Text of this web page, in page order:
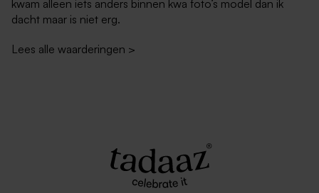
kwam alleen iets anders binnen kwa foto’s model dan ik
dacht maar is niet erg.
Lees alle waarderingen >